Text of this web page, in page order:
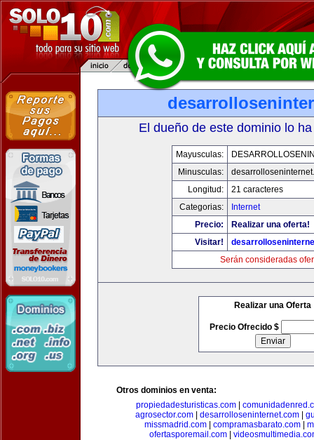
El dueño de este dominio lo
Mayusculas:
Minusculas:
Longitud:
21 caracteres
Categorias:
Internet
Precio:
Realizar una oferta!
Visitar!
Serán consideradas
Realizar una Oferta
Precio Ofrecido $
Otros dominios en venta:
propiedadesturisticas.com|
agrosector.com
desarrolloseninternet.com
missmadrid.com| compramasbarato.com|
ofertasporemail.com